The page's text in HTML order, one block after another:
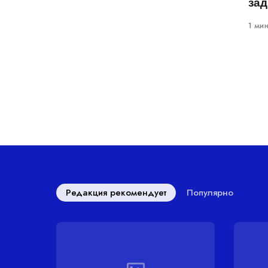
1 мин
Редакция рекомендует Популярно